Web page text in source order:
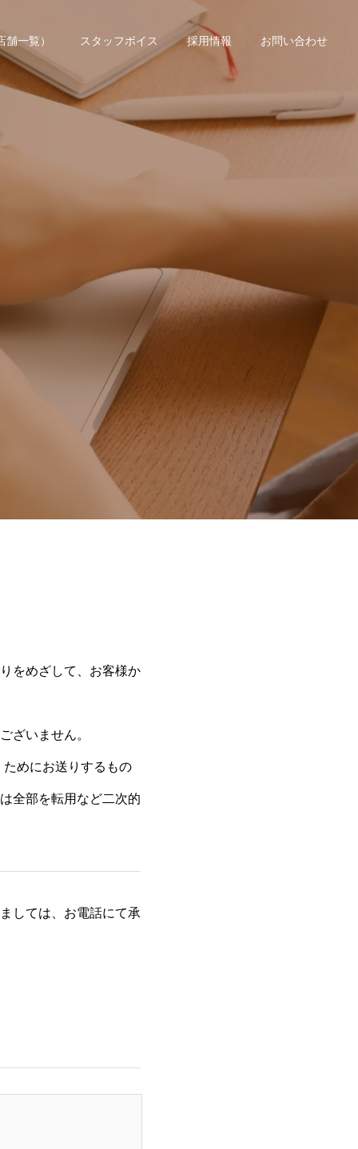
一覧） スタッフボイス 採用情報 お問い合わせ
をめざして、お客様か
ざいません。
めにお送りするもの
全部を転用など二次的
しては、お電話にて承